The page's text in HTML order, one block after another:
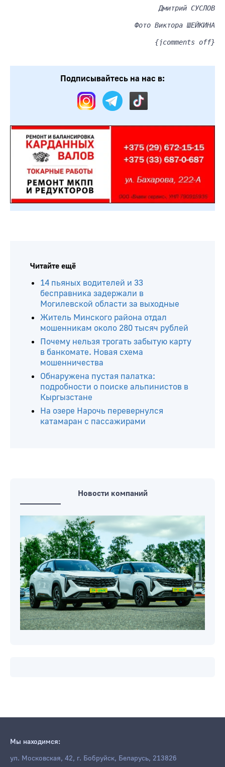
Дмитрий СУСЛОВ
Фото Виктора ШЕЙКИНА
{jcomments off}
Подписывайтесь на нас в:
Читайте ещё
14 пьяных водителей и 33
бесправника задержали в
Могилевской области за выходные
Житель Минского района отдал
мошенникам около 280 тысяч рублей
Почему нельзя трогать забытую карту
в банкомате. Новая схема
мошенничества
Обнаружена пустая палатка:
подробности о поиске альпинистов в
Кыргызстане
На озере Нарочь перевернулся
катамаран с пассажирами
Новости компаний
Мы находимся:
ул. Московская, 42, г. Бобруйск, Беларусь, 213826